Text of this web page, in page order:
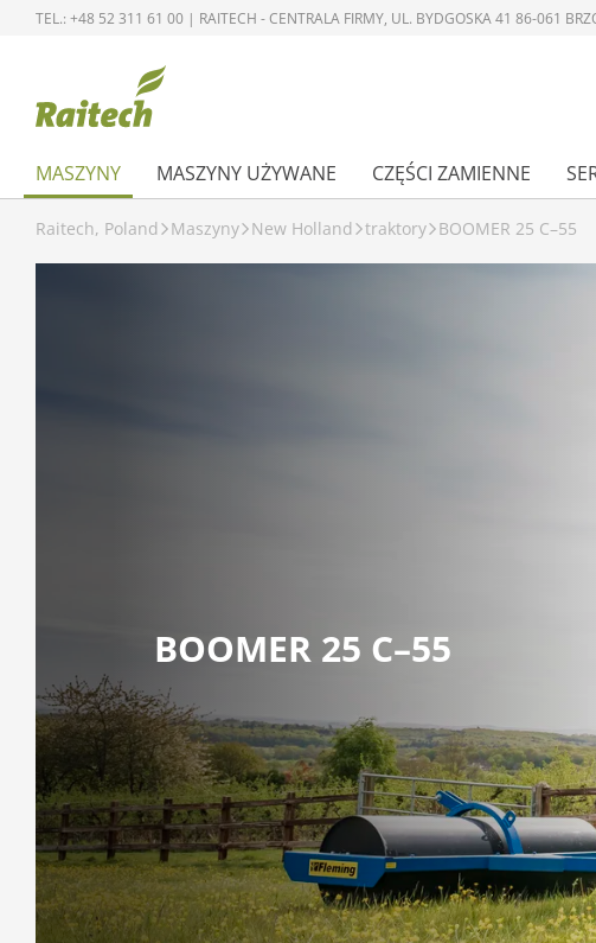
TEL.: +48 52 311 61 00 | RAITECH - CENTRALA FIRMY, UL. BYDGOSKA 41 86-061
MASZYNY MASZYNY UŻYWANE CZĘŚCI ZAMIENNE
Raitech, Poland Maszyny New Holland traktory BOOMER 25 C–55
BOOMER 25 C–55